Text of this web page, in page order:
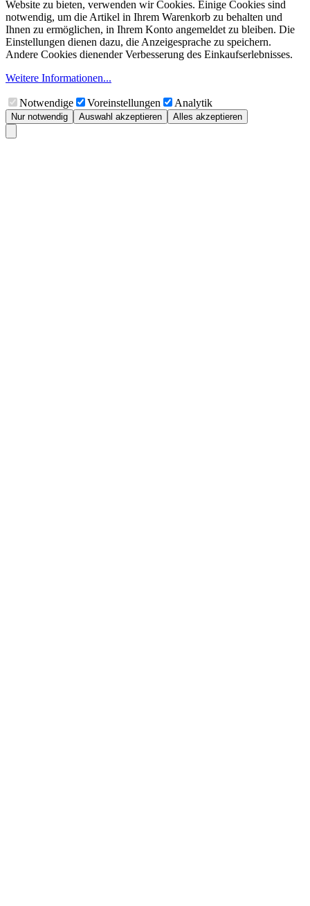
Website zu bieten, verwenden wir Cookies. Einige Cookies sind
notwendig, um die Artikel in Ihrem Warenkorb zu behalten und
Ihnen zu ermöglichen, in Ihrem Konto angemeldet zu bleiben. Die
Einstellungen dienen dazu, die Anzeigesprache zu speichern.
Andere Cookies dienender Verbesserung des Einkaufserlebnisses.
Weitere Informationen...
Notwendige Voreinstellungen Analytik
Nur notwendig Auswahl akzeptieren Alles akzeptieren